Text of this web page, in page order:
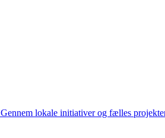
lokale initiativer og fælles